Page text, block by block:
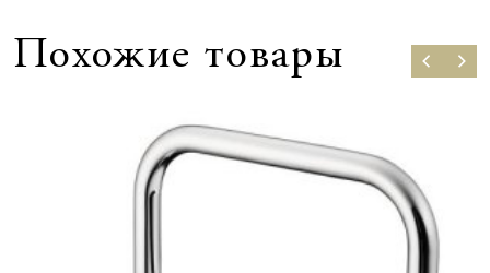
Похожие товары